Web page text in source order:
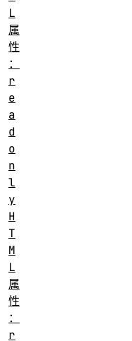
L
属
性
：
r
e
a
d
o
n
l
y
H
T
M
L
属
性
：
r